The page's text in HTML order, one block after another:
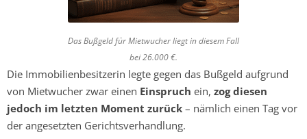
Das Bußgeld für Mietwucher liegt in diesem Fall
bei 26.000 €.
Die Immobilienbesitzerin legte gegen das Bußgeld aufgrund
von Mietwucher zwar einen Einspruch ein, zog diesen
jedoch im letzten Moment zurück – nämlich einen Tag vor
der angesetzten Gerichtsverhandlung.